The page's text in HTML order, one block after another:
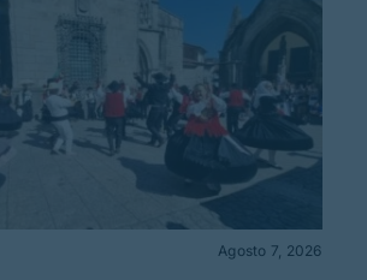
Agosto 7, 2026